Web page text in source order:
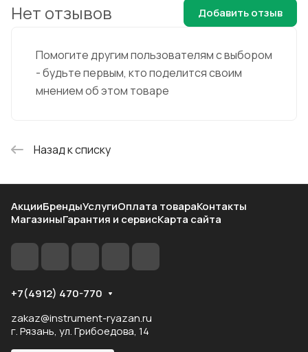
Помогите другим пользователям с выбором
- будьте первым, кто поделится своим
мнением об этом товаре
Нет отзывов Добавить отзыв
Назад к списку
АкцииБрендыУслугиОплата товараКонтакты
МагазиныГарантия и сервисКарта сайта
+7(4912) 470-770
zakaz@instrument-ryazan.ru
г. Рязань, ул. Грибоедова, 14